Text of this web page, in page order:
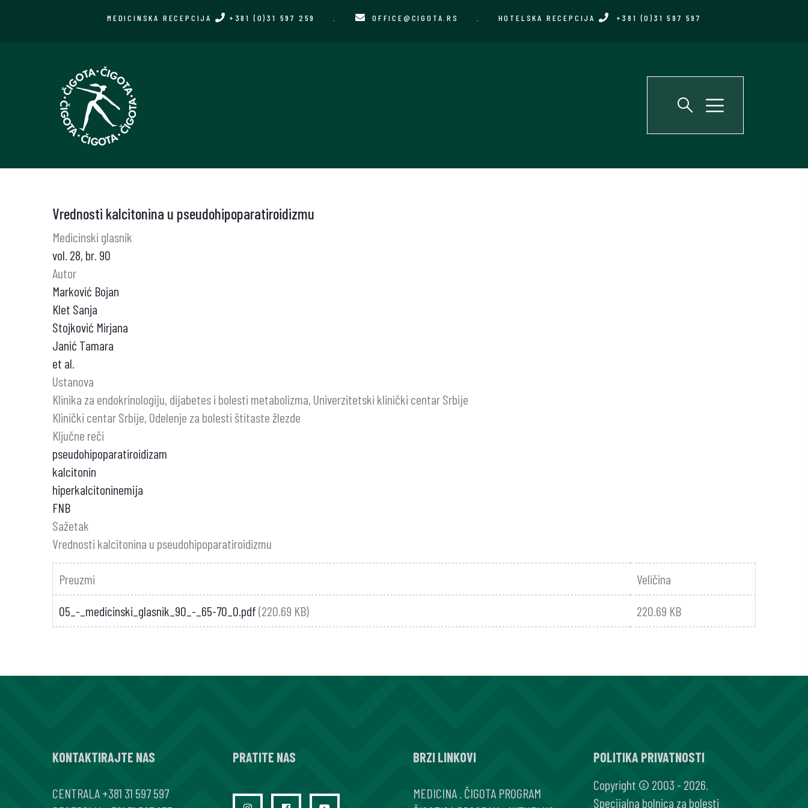
MEDICINSKA RECEPCIJA +381 (0)31 597 259 OFFICE@CIGOTA.RS HOTELSKA RECEPCIJA +381 (0)31 597 597
Vrednosti kalcitonina u pseudohipoparatiroidizmu
Medicinski glasnik
vol. 28, br. 90
Autor
Marković Bojan
Klet Sanja
Stojković Mirjana
Janić Tamara
et al.
Ustanova
Klinika za endokrinologiju, dijabetes i bolesti metabolizma, Univerzitetski klinički centar Srbije
Klinički centar Srbije, Odelenje za bolesti štitaste žlezde
Ključne reči
pseudohipoparatiroidizam
kalcitonin
hiperkalcitoninemija
FNB
Sažetak
Vrednosti kalcitonina u pseudohipoparatiroidizmu
Preuzmi Veličina
05_-_medicinski_glasnik_90_-_65-70_0.pdf(220.69 KB) 220.69 KB
KONTAKTIRAJTE NAS
CENTRALA+381 31 597 597
PRATITE NAS BRZI LINKOVI
MEDICINA ČIGOTA PROGRAM
POLITIKA PRIVATNOSTI
Copyright © 2003 - 2026.
Specijalna bolnica za bolesti